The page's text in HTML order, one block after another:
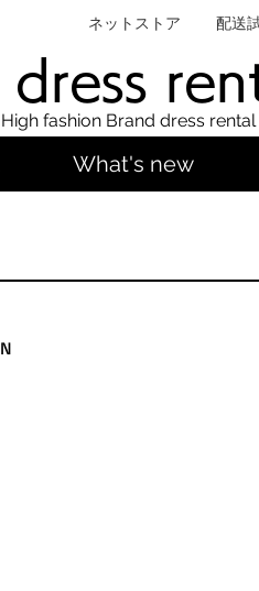
ネットストア 配送
dress
High fashion Brand dress
What's new